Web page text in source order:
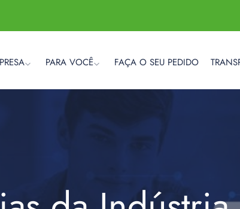
PARA VOCÊ FAÇA O SEU PEDIDO